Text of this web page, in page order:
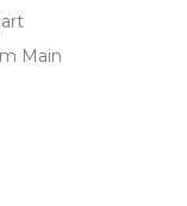
Main